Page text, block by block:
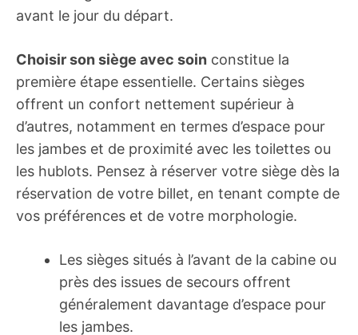
avant le jour du départ.
Choisir son siège avec soin constitue la
première étape essentielle. Certains sièges
offrent un confort nettement supérieur à
d’autres, notamment en termes d’espace pour
les jambes et de proximité avec les toilettes ou
les hublots. Pensez à réserver votre siège dès la
réservation de votre billet, en tenant compte de
vos préférences et de votre morphologie.
Les sièges situés à l’avant de la cabine ou
près des issues de secours offrent
généralement davantage d’espace pour
les jambes.